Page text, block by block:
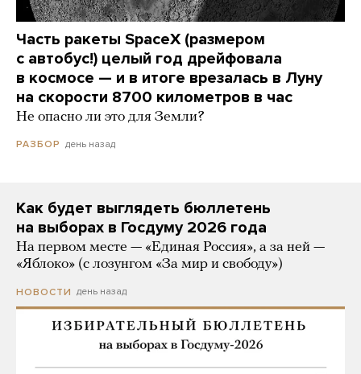
Часть ракеты SpaceX (размером
с автобус!) целый год дрейфовала
в космосе — и в итоге врезалась в Луну
на скорости 8700 километров в час
Не опасно ли это для Земли?
РАЗБОР день назад
Как будет выглядеть бюллетень
на выборах в Госдуму 2026 года
На первом месте — «Единая Россия», а за ней —
«Яблоко» (с лозунгом «За мир и свободу»)
НОВОСТИ день назад